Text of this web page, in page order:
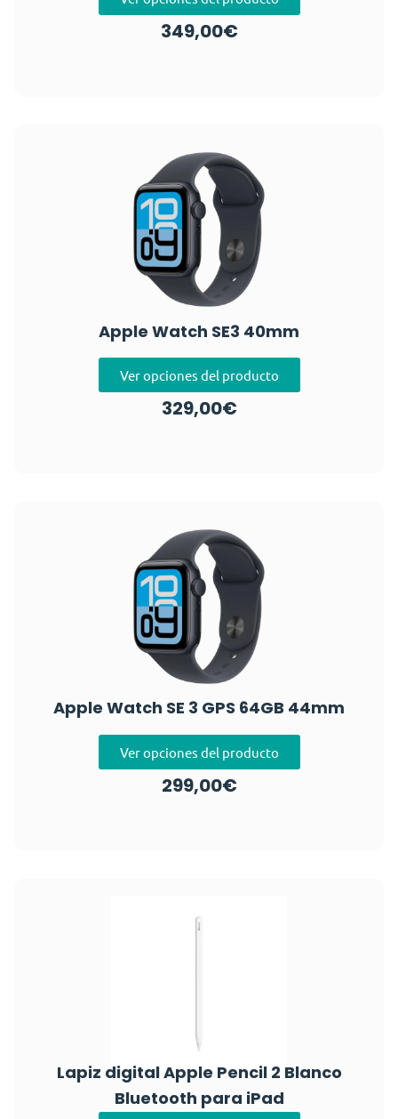
349,00€
Apple Watch SE3 40mm
Ver opciones del producto
329,00€
Apple Watch SE 3 GPS 64GB 44mm
Ver opciones del producto
299,00€
Lapiz digital Apple Pencil 2 Blanco
Bluetooth para iPad